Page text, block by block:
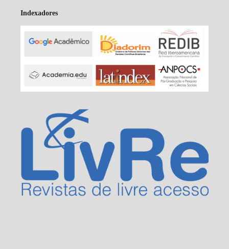
Indexadores